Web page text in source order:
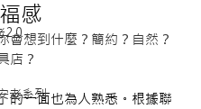
2.0
老系列
感
會想到什麼？簡約？自然？
店？
的一面也為人熟悉。根據聯